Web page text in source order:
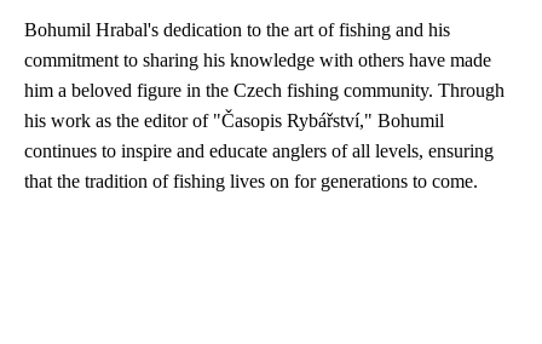
Bohumil Hrabal's dedication to the art of fishing and his
commitment to sharing his knowledge with others have made
him a beloved figure in the Czech fishing community. Through
his work as the editor of "Časopis Rybářství," Bohumil
continues to inspire and educate anglers of all levels, ensuring
that the tradition of fishing lives on for generations to come.